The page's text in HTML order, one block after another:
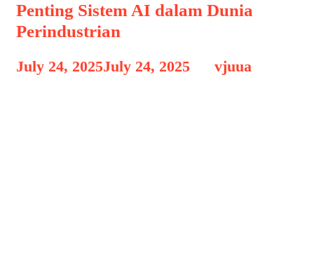
Penting Sistem AI dalam Dunia
Perindustrian
July 24, 2025July 24, 2025
vjuua